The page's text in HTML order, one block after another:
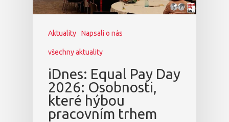
Aktuality Napsali o nás
všechny aktuality
iDnes: Equal Pay Day
2026: Osobnosti,
které hýbou
pracovním trhem